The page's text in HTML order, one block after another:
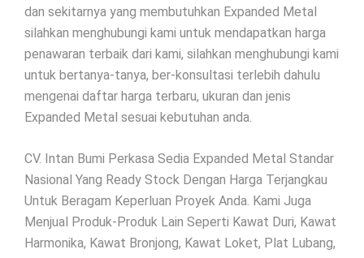
dan sekitarnya yang membutuhkan Expanded Metal
silahkan menghubungi kami untuk mendapatkan harga
penawaran terbaik dari kami, silahkan menghubungi kami
untuk bertanya-tanya, ber-konsultasi terlebih dahulu
mengenai daftar harga terbaru, ukuran dan jenis
Expanded Metal sesuai kebutuhan anda.
CV. Intan Bumi Perkasa Sedia Expanded Metal Standar
Nasional Yang Ready Stock Dengan Harga Terjangkau
Untuk Beragam Keperluan Proyek Anda. Kami Juga
Menjual Produk-Produk Lain Seperti Kawat Duri, Kawat
Harmonika, Kawat Bronjong, Kawat Loket, Plat Lubang,